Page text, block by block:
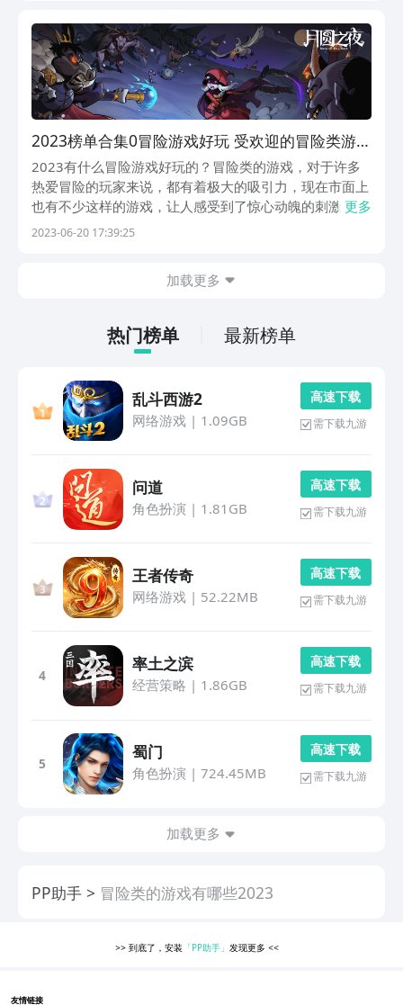
2023榜单合集0冒险游戏好玩 受欢迎的冒险类游戏
before_2
2023有什么冒险游戏好玩的？冒险类的游戏，对于许多
热爱冒险的玩家来说，都有着极大的吸引力，现在市面上
也有不少这样的游戏，让人感受到了惊心动魄的刺激，同
时也能欣赏到各个地区的美丽风景，而今天给你们展示
更多
2023-06-20 17:39:25
加载更多
热门榜单 最新榜单
乱斗西游2
网络游戏| 1.09GB
高 速 下 载
需下载九游
问道
角色扮演 | 1.81GB
高 速 下 载
需下载九游
王者传奇
网络游戏| 52.22MB
高 速 下 载
需下载九游
4
率土之滨
经营策略 | 1.86GB
高 速 下 载
需下载九游
5
蜀门
角色扮演 | 724.45MB
高 速 下 载
需下载九游
加载更多
PP助手 冒险类的游戏有哪些2023
>> 到底了，安装 「PP助手」 发现更多<<
友情链接